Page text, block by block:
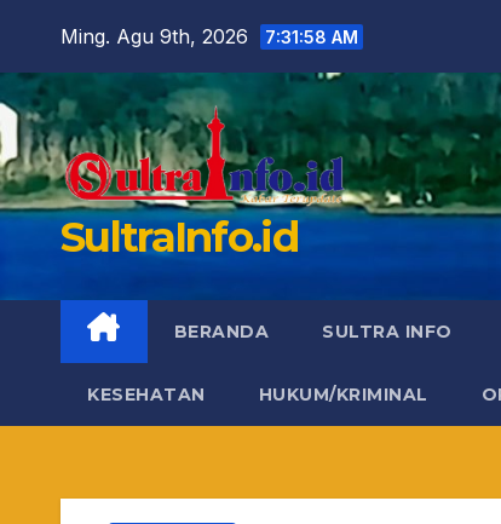
content
Ming. Agu 9th, 2026 7:31:58 AM
SultraInfo.id
BERANDA SULTRA INFO
KESEHATAN HUKUM/KRIMINAL